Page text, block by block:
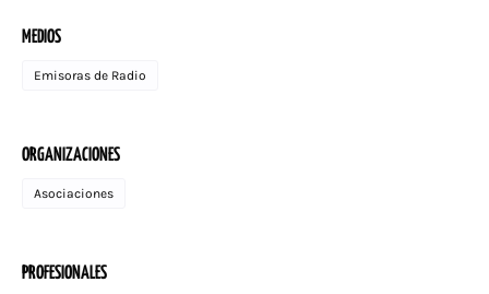
MEDIOS
Emisoras de Radio
ORGANIZACIONES
Asociaciones
PROFESIONALES